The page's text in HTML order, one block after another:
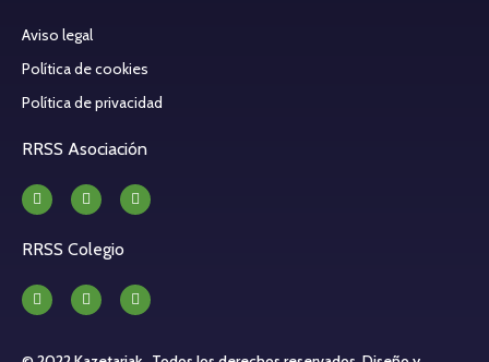
Aviso legal
Política de cookies
Política de privacidad
RRSS Asociación
RRSS Colegio